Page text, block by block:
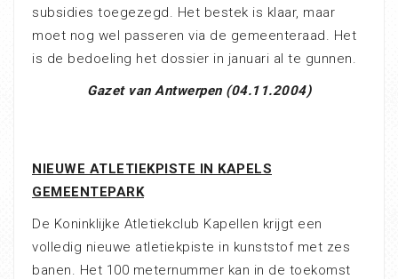
subsidies toegezegd. Het bestek is klaar, maar
moet nog wel passeren via de gemeenteraad. Het
is de bedoeling het dossier in januari al te gunnen.
Gazet van Antwerpen (04.11.2004)
NIEUWE ATLETIEKPISTE IN KAPELS
GEMEENTEPARK
De Koninklijke Atletiekclub Kapellen krijgt een
volledig nieuwe atletiekpiste in kunststof met zes
banen. Het 100 meternummer kan in de toekomst